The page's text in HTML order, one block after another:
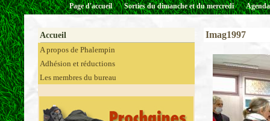
Page d'accueil Sorties du dimanche et du mercredi
Accueil
A propos de Phalempin
Adhésion et réductions
Les membres du bureau
Imag1997